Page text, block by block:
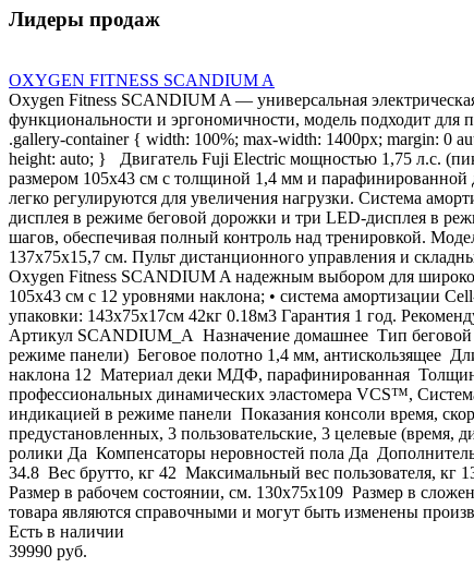
Лидеры продаж
OXYGEN FITNESS SCANDIUM A
Oxygen Fitness SCANDIUM A — универсальная
функциональности и эргономичности, модель подходит для
.gallery-container { width: 100%; max-width: 1400px; margin: 0
height: auto; } Двигатель Fuji Electric мощностью 1,75 л.с.
размером 105х43 см с толщиной 1,4 мм и парафинированной
легко регулируются для увеличения нагрузки. Система
дисплея в режиме беговой дорожки и три LED-дисплея в
шагов, обеспечивая полный контроль над тренировкой.
137х75х15,7 см. Пульт дистанционного управления и
Oxygen Fitness SCANDIUM A надежным выбором для
105х43 см с 12 уровнями наклона; • система амортизации
упаковки: 143х75х17см 42кг 0.18м3 Гарантия 1 год.
Артикул SCANDIUM_A Назначение домашнее Тип беговой
режиме панели) Беговое полотно 1,4 мм, антискользящее
наклона 12 Материал деки МДФ, парафинированная
профессиональных динамических эластомера VCS™,
индикацией в режиме панели Показания консоли время,
предустановленных, 3 пользовательские, 3 целевые
ролики Да Компенсаторы неровностей пола Да
34.8 Вес брутто, кг 42 Максимальный вес пользователя,
Размер в рабочем состоянии, см. 130х75x109 Размер в
товара являются справочными и могут быть изменены
Есть в наличии
39990 руб.